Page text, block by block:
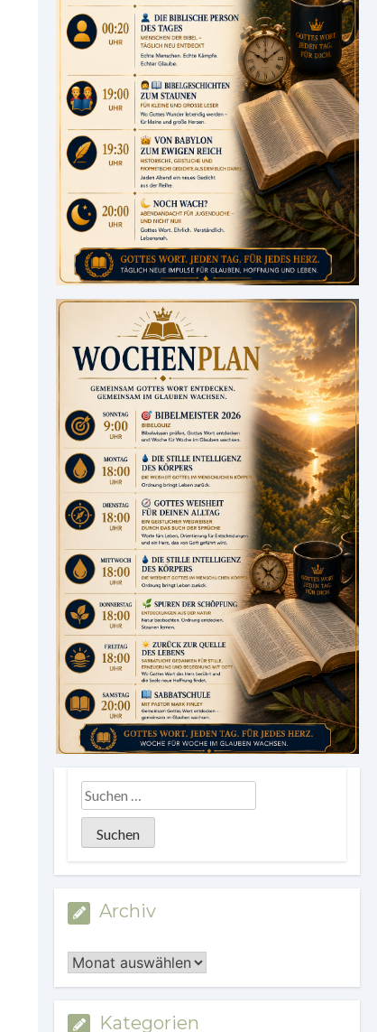
Archiv
Archiv
Kategorien